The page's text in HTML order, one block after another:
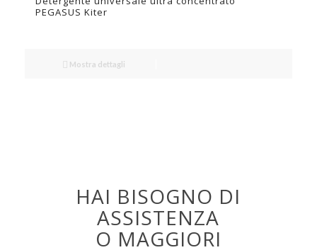
PEGASUS Kiter
Mostra dettagli
HAI BISOGNO DI
ASSISTENZA
O MAGGIORI